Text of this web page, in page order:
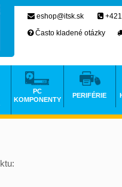
eshop@itsk.sk
Často kladené otázky
PC
KOMPONENTY
PERIFÉRIE